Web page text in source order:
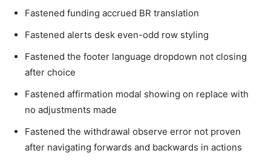
Fastened funding accrued BR translation
Fastened alerts desk even-odd row styling
Fastened the footer language dropdown not closing
after choice
Fastened affirmation modal showing on replace with
no adjustments made
Fastened the withdrawal observe error not proven
after navigating forwards and backwards in actions